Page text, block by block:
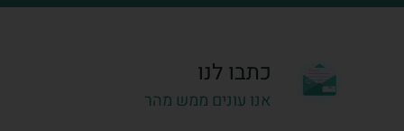
כתבו לנו
אנו עונים ממש מהר